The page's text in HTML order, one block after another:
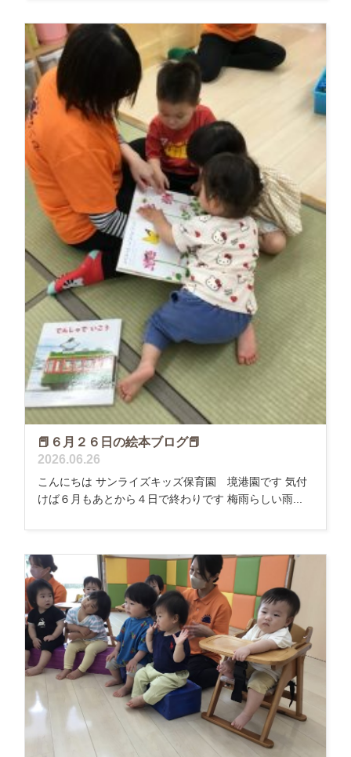
📕６月２６日の絵本ブログ📕
2026.06.26
こんにちは サンライズキッズ保育園 境港園です 気付
けば６月もあとから４日で終わりです 梅雨らしい雨...